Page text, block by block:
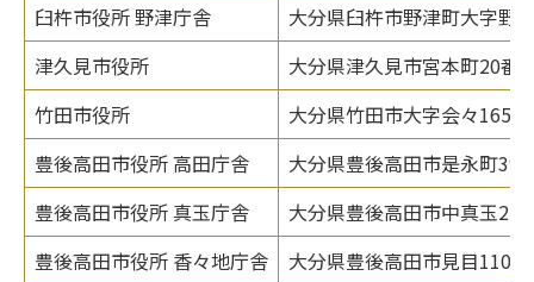
臼杵市役所 野津庁舎
大分県臼杵市野津町大字野
津久見市役所
大分県津久見市宮本町20番
竹田市役所
大分県竹田市大字会々1650
豊後高田市役所 高田庁舎
大分県豊後高田市是永町39
豊後高田市役所 真玉庁舎
大分県豊後高田市中真玉
豊後高田市役所 香々地庁舎
大分県豊後高田市見目110